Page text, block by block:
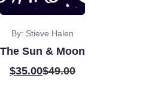
By: Stieve Halen
The Sun & Moon
$49.00
$35.00